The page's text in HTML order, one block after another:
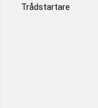
Trådstartare